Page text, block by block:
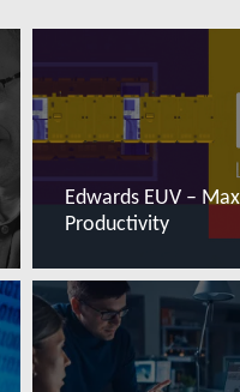
Edwards EUV –
Productivity
Mehr lesen